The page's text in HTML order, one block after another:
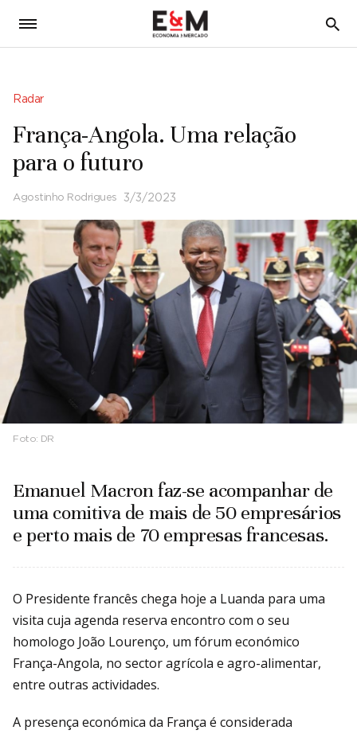
5
Radar
França-Angola. Uma relação
para o futuro
Agostinho Rodrigues 3/3/2023
Foto: DR
Emanuel Macron faz-se acompanhar de
uma comitiva de mais de 50 empresários
e perto mais de 70 empresas francesas.
O Presidente francês chega hoje a Luanda para uma
visita cuja agenda reserva encontro com o seu
homologo João Lourenço, um fórum económico
França-Angola, no sector agrícola e agro-alimentar,
entre outras actividades.
A presença económica da França é considerada